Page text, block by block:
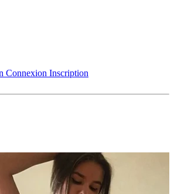
Connexion Inscription